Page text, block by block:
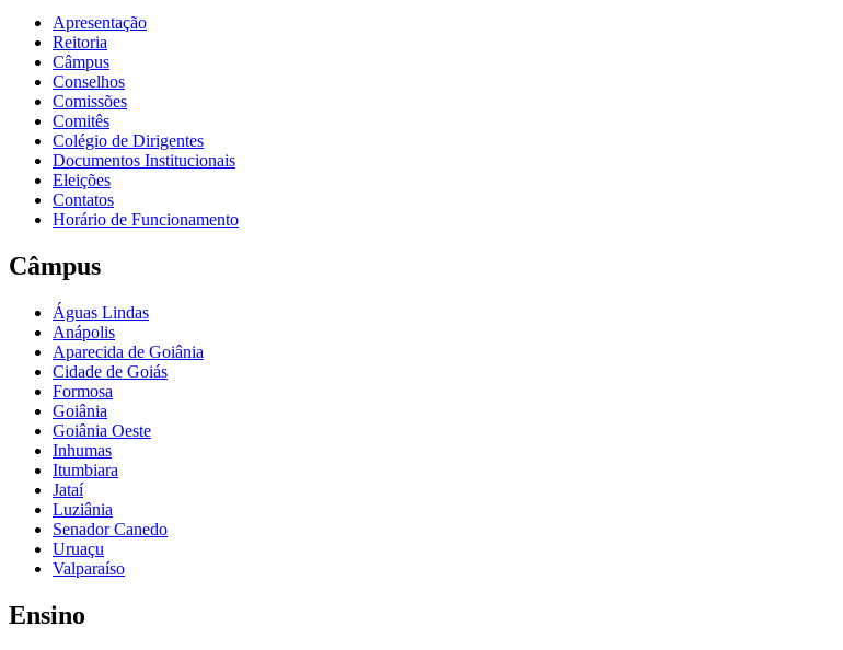
Apresentação
Reitoria
Câmpus
Conselhos
Comissões
Comitês
Colégio de Dirigentes
Documentos Institucionais
Eleições
Contatos
Horário de Funcionamento
Câmpus
Águas Lindas
Anápolis
Aparecida de Goiânia
Cidade de Goiás
Formosa
Goiânia
Goiânia Oeste
Inhumas
Itumbiara
Jataí
Luziânia
Senador Canedo
Uruaçu
Valparaíso
Ensino